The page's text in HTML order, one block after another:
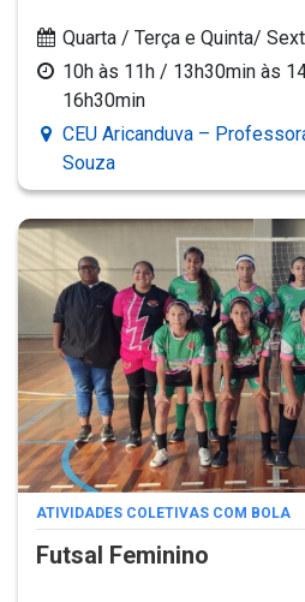
Quarta / Terça e Quinta/
10h às 11h / 13h30min às
16h30min
CEU Aricanduva –
Souza
ATIVIDADES COLETIVAS COM BOLA
Futsal Feminino